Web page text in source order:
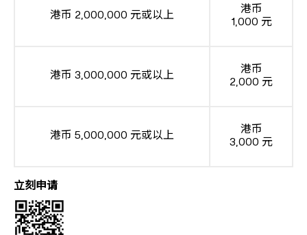
港币 2,000,000 元或以上
港币
1,000 元
港币 3,000,000 元或以上
港币
2,000 元
港币 5,000,000 元或以上
港币
3,000 元
立刻申请